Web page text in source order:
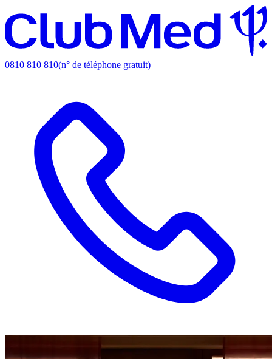
0810 810 810(n° de téléphone gratuit)